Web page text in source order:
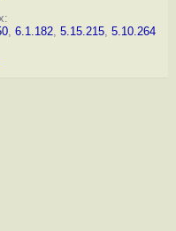
, 6.1.182, 5.15.215, 5.10.264